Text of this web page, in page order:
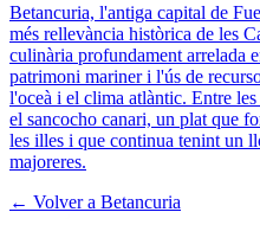
Betancuria, l'antiga capital de
més rellevància històrica de les
culinària profundament arrelada
patrimoni mariner i l'ús de
l'oceà i el clima atlàntic. Entre
el sancocho canari, un plat que
les illes i que continua tenint un
majoreres.
← Volver a Betancuria